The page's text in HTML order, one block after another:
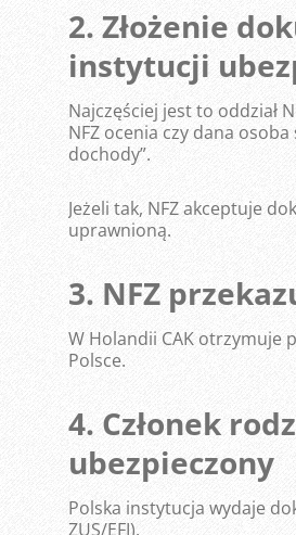
2. Złożenie
instytucji
Najczęściej jest to oddział
NFZ ocenia czy dana
dochody”.
Jeżeli tak, NFZ akceptuje
uprawnioną.
3. NFZ
W Holandii CAK otrzymuje
Polsce.
4. Członek
ubezpieczony
Polska instytucja wydaje
ZUS/EFI).